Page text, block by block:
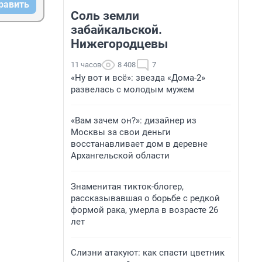
Соль земли
забайкальской.
Нижегородцевы
11 часов 8 408 7
«Ну вот и всё»: звезда «Дома-2»
развелась с молодым мужем
«Вам зачем он?»: дизайнер из
Москвы за свои деньги
восстанавливает дом в деревне
Архангельской области
Знаменитая тикток-блогер,
рассказывавшая о борьбе с редкой
формой рака, умерла в возрасте 26
лет
Слизни атакуют: как спасти цветник